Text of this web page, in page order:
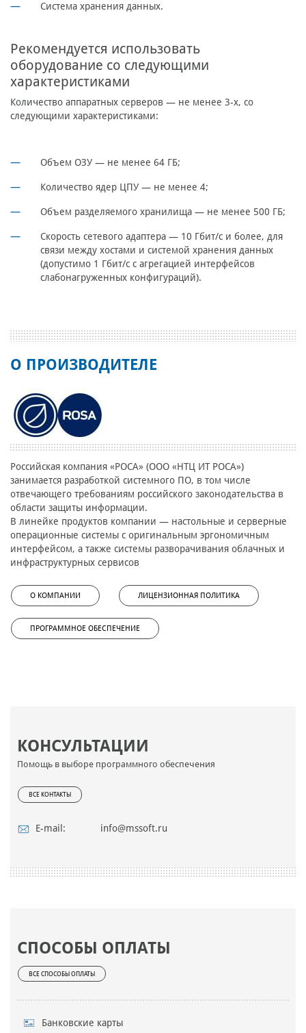
КОНСУЛЬТАЦИИ
Помощь в выборе программного обеспечения
ВСЕ КОНТАКТЫ
E-mail: info@mssoft.ru
СПОСОБЫ ОПЛАТЫ
ВСЕ СПОСОБЫ ОПЛАТЫ
Банковские карты
Система хранения данных.
Рекомендуется использовать
оборудование со следующими
характеристиками
Количество аппаратных серверов — не менее 3-х, со
следующими характеристиками:
Объем ОЗУ — не менее 64 ГБ;
Количество ядер ЦПУ — не менее 4;
Объем разделяемого хранилища — не менее 500 ГБ;
Скорость сетевого адаптера — 10 Гбит/с и более, для
связи между хостами и системой хранения данных
(допустимо 1 Гбит/с с агрегацией интерфейсов
слабонагруженных конфигураций).
О ПРОИЗВОДИТЕЛЕ
Российская компания «РОСА» (ООО «НТЦ ИТ РОСА»)
занимается разработкой системного ПО, в том числе
отвечающего требованиям российского законодательства в
области защиты информации.
В линейке продуктов компании — настольные и серверные
операционные системы с оригинальным эргономичным
интерфейсом, а также системы разворачивания облачных и
инфраструктурных сервисов
О КОМПАНИИ ЛИЦЕНЗИОННАЯ ПОЛИТИКА
ПРОГРАММНОЕ ОБЕСПЕЧЕНИЕ